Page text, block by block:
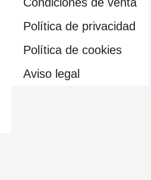
Política de privacidad
Política de cookies
Aviso legal